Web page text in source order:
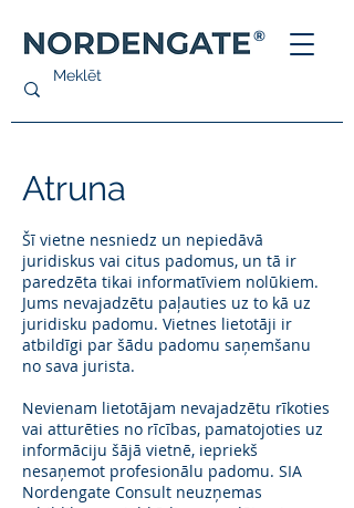
®
Atruna
Šī vietne nesniedz un nepiedāvā
juridiskus vai citus padomus, un tā ir
paredzēta tikai informatīviem nolūkiem.
Jums nevajadzētu paļauties uz to kā uz
juridisku padomu. Vietnes lietotāji ir
atbildīgi par šādu padomu saņemšanu
no sava jurista.
Nevienam lietotājam nevajadzētu rīkoties
vai atturēties no rīcības, pamatojoties uz
informāciju šājā vietnē, iepriekš
nesaņemot profesionālu padomu. SIA
Nordengate Consult neuzņemas